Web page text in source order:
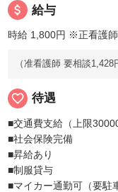
attach_money 給与
時給 1,800円 ※正看護師
（准看護師 要相談1,428
favorite_border 待遇
■交通費支給（上限
■社会保険完備
■昇給あり
■制服貸与
■マイカー通勤可（要駐